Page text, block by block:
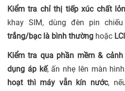
Kiểm tra chỉ thị tiếp xúc chất
khay SIM, dùng đèn pin
trắng/bạc là bình thường hoặc
Kiểm tra qua phần mềm & cảnh
dụng áp kế, ấn nhẹ lên màn
hoạt thì máy vẫn kín nước,